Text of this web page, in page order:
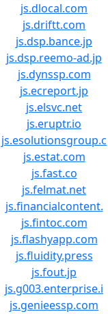
js.dlocal.com
js.driftt.com
js.dsp.bance.jp
js.dsp.reemo-ad.jp
js.dynssp.com
js.ecreport.jp
js.elsvc.net
js.eruptr.io
js.esolutionsgroup.c
js.estat.com
js.fast.co
js.felmat.net
js.financialcontent.
js.fintoc.com
js.flashyapp.com
js.fluidity.press
js.fout.jp
js.g003.enterprise.i
js.genieessp.com